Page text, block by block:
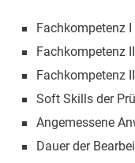
Fachkompetenz
Fachkompetenz
Fachkompetenz
Soft Skills der
Angemessene
Dauer der